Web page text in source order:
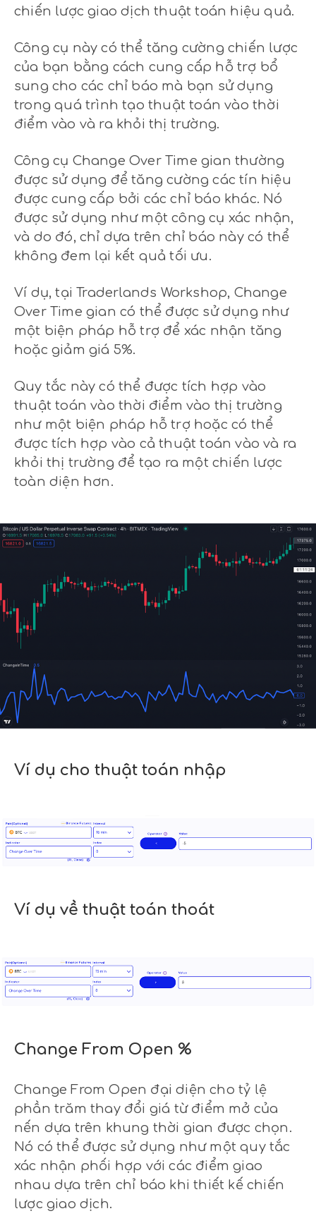
chiến lược giao dịch thuật toán hiệu quả.
Công cụ này có thể tăng cường chiến lược
của bạn bằng cách cung cấp hỗ trợ bổ
sung cho các chỉ báo mà bạn sử dụng
trong quá trình tạo thuật toán vào thời
điểm vào và ra khỏi thị trường.
Công cụ Change Over Time gian thường
được sử dụng để tăng cường các tín hiệu
được cung cấp bởi các chỉ báo khác. Nó
được sử dụng như một công cụ xác nhận,
và do đó, chỉ dựa trên chỉ báo này có thể
không đem lại kết quả tối ưu.
Ví dụ, tại Traderlands Workshop, Change
Over Time gian có thể được sử dụng như
một biện pháp hỗ trợ để xác nhận tăng
hoặc giảm giá 5%.
Quy tắc này có thể được tích hợp vào
thuật toán vào thời điểm vào thị trường
như một biện pháp hỗ trợ hoặc có thể
được tích hợp vào cả thuật toán vào và ra
khỏi thị trường để tạo ra một chiến lược
toàn diện hơn.
Ví dụ cho thuật toán nhập
Ví dụ về thuật toán thoát
Change From Open %
Change From Open đại diện cho tỷ lệ
phần trăm thay đổi giá từ điểm mở của
nến dựa trên khung thời gian được chọn.
Nó có thể được sử dụng như một quy tắc
xác nhận phối hợp với các điểm giao
nhau dựa trên chỉ báo khi thiết kế chiến
lược giao dịch.